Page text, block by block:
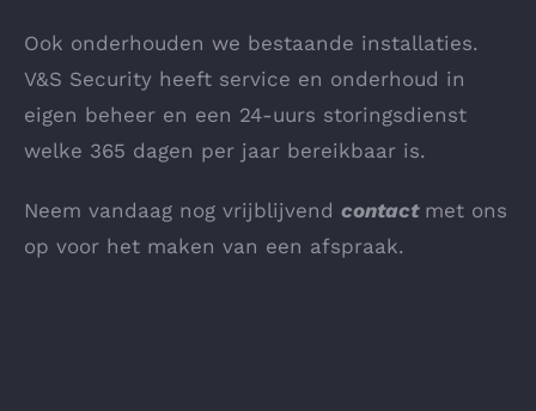
Ook onderhouden we bestaande installaties.
V&S Security heeft service en onderhoud in
eigen beheer en een 24-uurs storingsdienst
welke 365 dagen per jaar bereikbaar is.
Neem vandaag nog vrijblijvend contact met ons
op voor het maken van een afspraak.